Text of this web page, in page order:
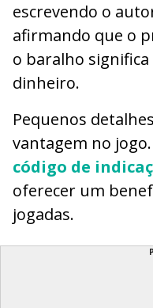
escrevendo o
afirmando que o
o baralho
dinheiro.
Pequenos
vantagem no
código de
oferecer um
jogadas.